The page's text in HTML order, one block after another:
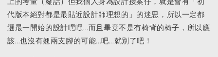
上的考量（廢話）但我個人身為設計接案仔，就是會有「初
代版本絕對都是最貼近設計師理想的」的迷思，所以一定都
選最一開始的設計嘿嘿...而且畢竟不是有椅背的椅子，所以應
該...也沒有翹兩支腳的可能...吧...就別了吧！